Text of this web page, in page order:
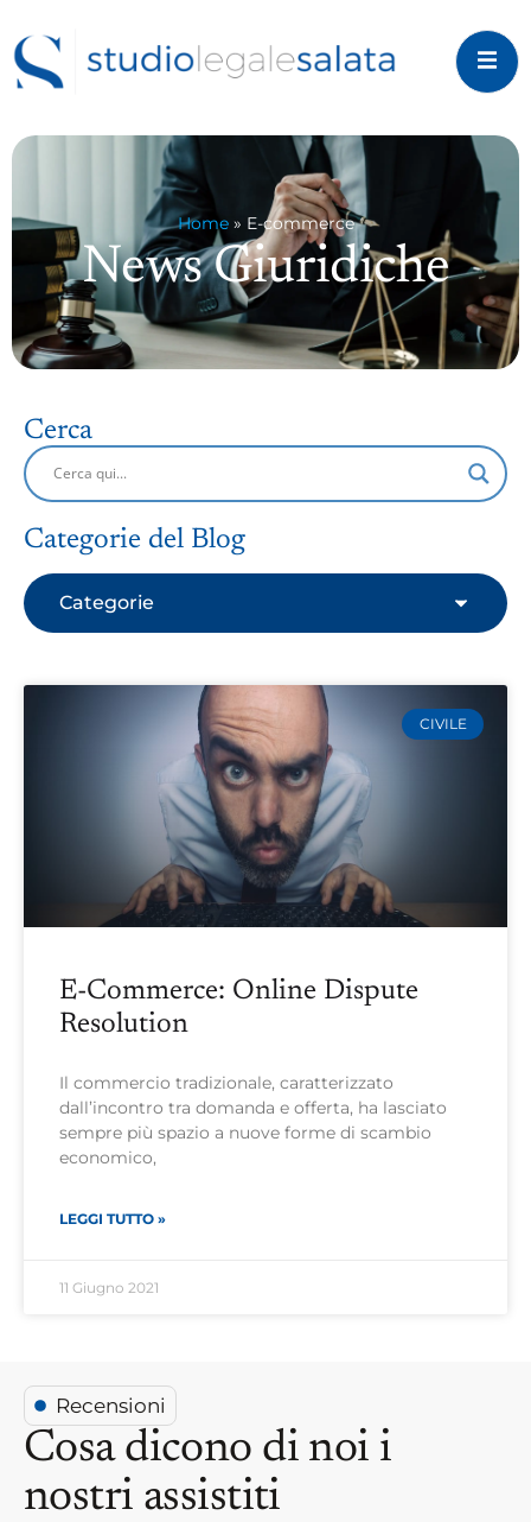
Home» E-commerce
News Giuridiche
CIVILE
E-Commerce: Online Dispute
Resolution
Il commercio tradizionale, caratterizzato
dall’incontro tra domanda e offerta, ha lasciato
sempre più spazio a nuove forme di scambio
economico,
LEGGI TUTTO »
11 Giugno 2021
Cerca
Categorie del Blog
Categorie
Recensioni
Cosa dicono di noi i
nostri assistiti